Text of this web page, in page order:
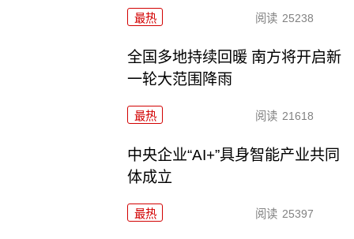
最热 阅读 25238
全国多地持续回暖 南方将开启新
一轮大范围降雨
最热 阅读 21618
中央企业“AI+”具身智能产业共同
体成立
最热 阅读 25397